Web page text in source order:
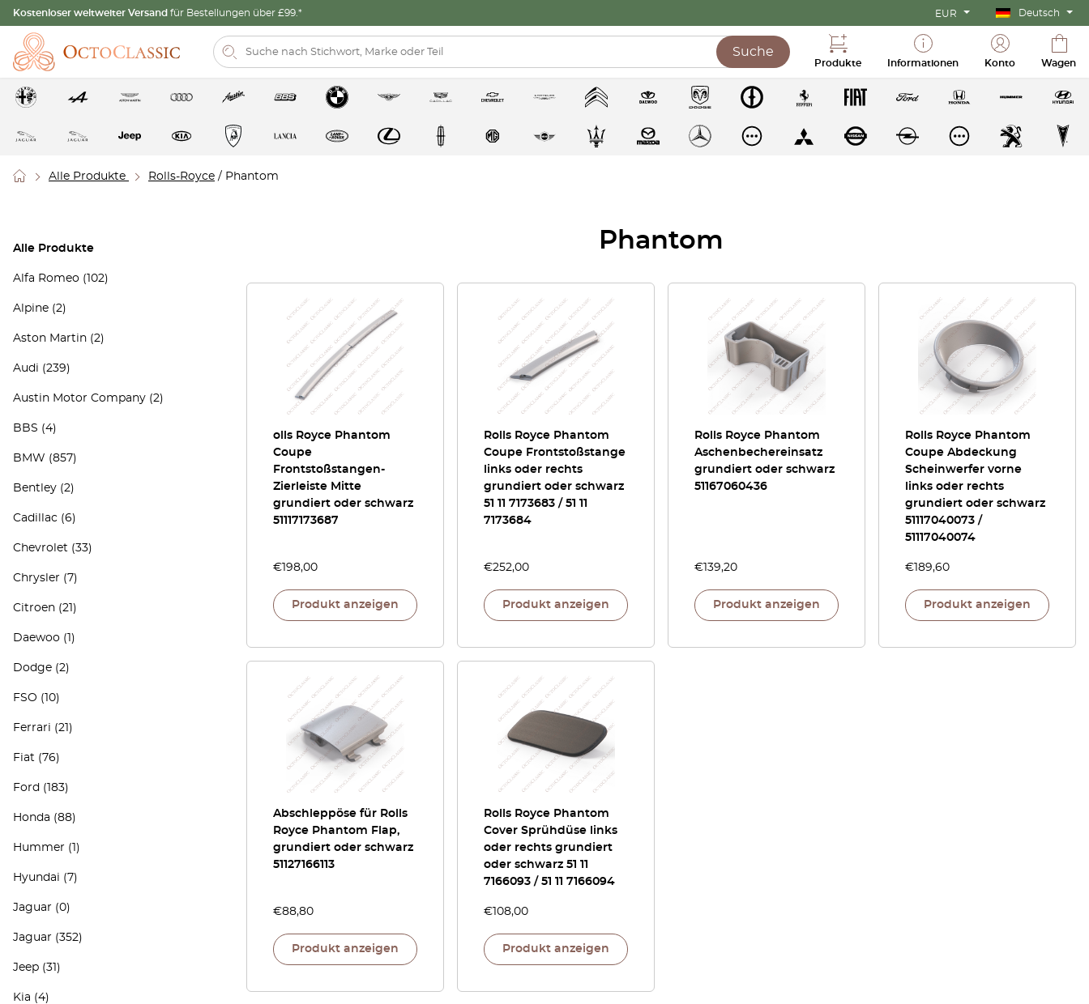
Kostenloser weltweiter Versand für Bestellungen über £99.* EUR Deutsch
Suche
Produkte Informationen Konto Wagen
Alle Produkte Rolls-Royce / Phantom
Alle Produkte
Alfa Romeo (102)
Alpine (2)
Aston Martin (2)
Audi (239)
Austin Motor Company (2)
BBS (4)
BMW (857)
Bentley (2)
Cadillac (6)
Chevrolet (33)
Chrysler (7)
Citroen (21)
Daewoo (1)
Dodge (2)
FSO (10)
Ferrari (21)
Fiat (76)
Ford (183)
Honda (88)
Hummer (1)
Hyundai (7)
Jaguar (0)
Jaguar (352)
Jeep (31)
Kia (4)
Phantom
olls Royce Phantom
Coupe
Frontstoßstangen-
Zierleiste Mitte
grundiert oder schwarz
51117173687
€ 198,00
Produkt anzeigen
Rolls Royce Phantom
Coupe Frontstoßstange
links oder rechts
grundiert oder schwarz
51 11 7173683 / 51 11
7173684
€252,00
Produkt anzeigen
Rolls Royce Phantom
Aschenbechereinsatz
grundiert oder schwarz
51167060436
€ 139,20
Produkt anzeigen
Rolls Royce Phantom
Coupe Abdeckung
Scheinwerfer vorne
links oder rechts
grundiert oder schwarz
51117040073 /
51117040074
€ 189,60
Produkt anzeigen
Abschleppöse für Rolls
Royce Phantom Flap,
grundiert oder schwarz
51127166113
€88,80
Produkt anzeigen
Rolls Royce Phantom
Cover Sprühdüse links
oder rechts grundiert
oder schwarz 51 11
7166093 / 51 11 7166094
€ 108,00
Produkt anzeigen